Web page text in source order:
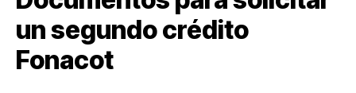
un segundo crédito
Fonacot